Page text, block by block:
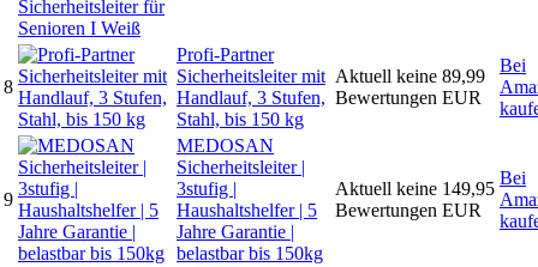
8
Profi-Partner
Sicherheitsleiter mit
Handlauf, 3 Stufen,
Stahl, bis 150 kg
Aktuell keine
Bewertungen
89,99
EUR
Bei
9
MEDOSAN
Sicherheitsleiter |
3stufig |
Haushaltshelfer | 5
Jahre Garantie |
belastbar bis 150kg
Aktuell keine
Bewertungen
149,95
EUR
Bei